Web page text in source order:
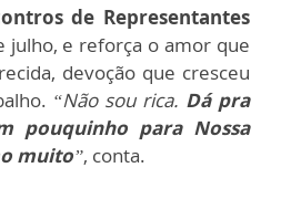
de Representantes
julho, e reforça o amor que
devoção que cresceu
“Não sou rica. Dá pra
pouquinho para Nossa
muito”, conta.